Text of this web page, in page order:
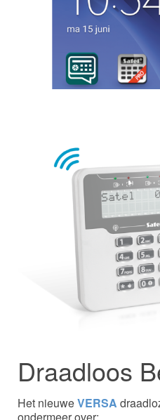
Draadloos
Het nieuweVERSA
ondermeer over: